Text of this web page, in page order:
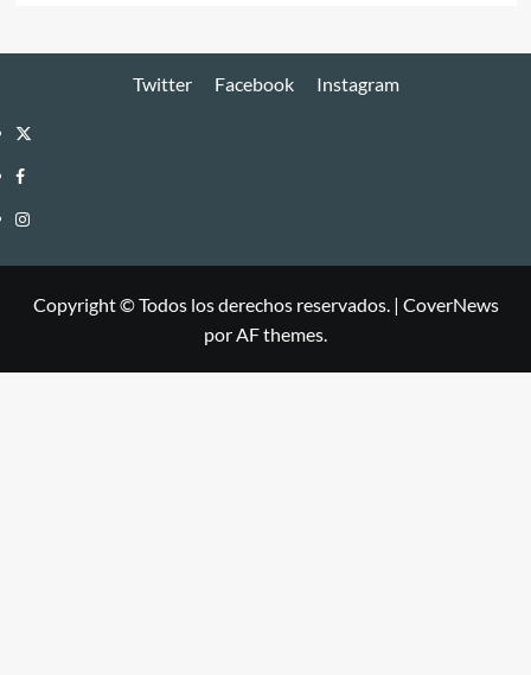
Twitter Facebook Instagram
Twitter
Facebook
Instagram
Copyright © Todos los derechos reservados. | CoverNews
por AF themes.